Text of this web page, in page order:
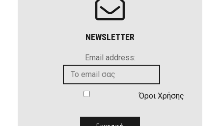
NEWSLETTER
Email address:
Όροι Χρήσης